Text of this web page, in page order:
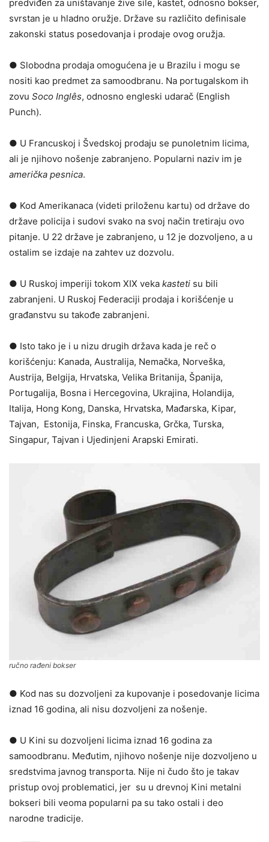
predviđen za uništavanje žive sile, kastet, odnosno bokser,
svrstan je u hladno oružje. Države su različito definisale
zakonski status posedovanja i prodaje ovog oružja.
● Slobodna prodaja omogućena je u Brazilu i mogu se
nositi kao predmet za samoodbranu. Na portugalskom ih
zovu Soco Inglês, odnosno engleski udarač (English
Punch).
● U Francuskoj i Švedskoj prodaju se punoletnim licima,
ali je njihovo nošenje zabranjeno. Popularni naziv im je
američka pesnica.
● Kod Amerikanaca (videti priloženu kartu) od države do
države policija i sudovi svako na svoj način tretiraju ovo
pitanje. U 22 države je zabranjeno, u 12 je dozvoljeno, a u
ostalim se izdaje na zahtev uz dozvolu.
● U Ruskoj imperiji tokom XIX veka kasteti su bili
zabranjeni. U Ruskoj Federaciji prodaja i korišćenje u
građanstvu su takođe zabranjeni.
● Isto tako je i u nizu drugih država kada je reč o
korišćenju: Kanada, Australija, Nemačka, Norveška,
Austrija, Belgija, Hrvatska, Velika Britanija, Španija,
Portugalija, Bosna i Hercegovina, Ukrajina, Holandija,
Italija, Hong Kong, Danska, Hrvatska, Mađarska, Kipar,
Tajvan, Estonija, Finska, Francuska, Grčka, Turska,
Singapur, Tajvan i Ujedinjeni Arapski Emirati.
ručno rađeni bokser
● Kod nas su dozvoljeni za kupovanje i posedovanje licima
iznad 16 godina, ali nisu dozvoljeni za nošenje.
● U Kini su dozvoljeni licima iznad 16 godina za
samoodbranu. Međutim, njihovo nošenje nije dozvoljeno u
sredstvima javnog transporta. Nije ni čudo što je takav
pristup ovoj problematici, jer su u drevnoj Kini metalni
bokseri bili veoma popularni pa su tako ostali i deo
narodne tradicije.